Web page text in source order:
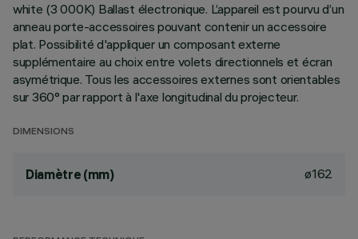
white (3 000K) Ballast électronique. L’appareil est pourvu d’un
anneau porte-accessoires pouvant contenir un accessoire
plat. Possibilité d'appliquer un composant externe
supplémentaire au choix entre volets directionnels et écran
asymétrique. Tous les accessoires externes sont orientables
sur 360° par rapport à l'axe longitudinal du projecteur.
DIMENSIONS
Diamètre (mm) ø162